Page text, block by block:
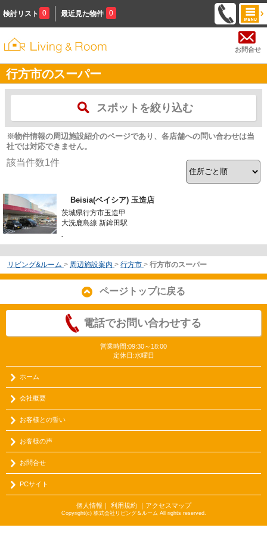
検討リスト 0 最近見た物件 0
お問合せ
行方市のスーパー
スポットを絞り込む
※物件情報の周辺施設紹介のページであり、各店舗への問い合わせは当
社では対応できません。
該当件数1件
Beisia(ベイシア) 玉造店
茨城県行方市玉造甲
大洗鹿島線 新鉾田駅
-
リビング&ルーム > 周辺施設案内 > 行方市 > 行方市のスーパー
ページトップに戻る
電話でお問い合わせする
営業時間:09:30～18:00
定休日:水曜日
ホーム
会社概要
お客様との誓い
お客様の声
お問合せ
PCサイト
個人情報 利用規約｜ アクセスマップ
Copyright(c) 株式会社リビング＆ルーム All rights reserved.